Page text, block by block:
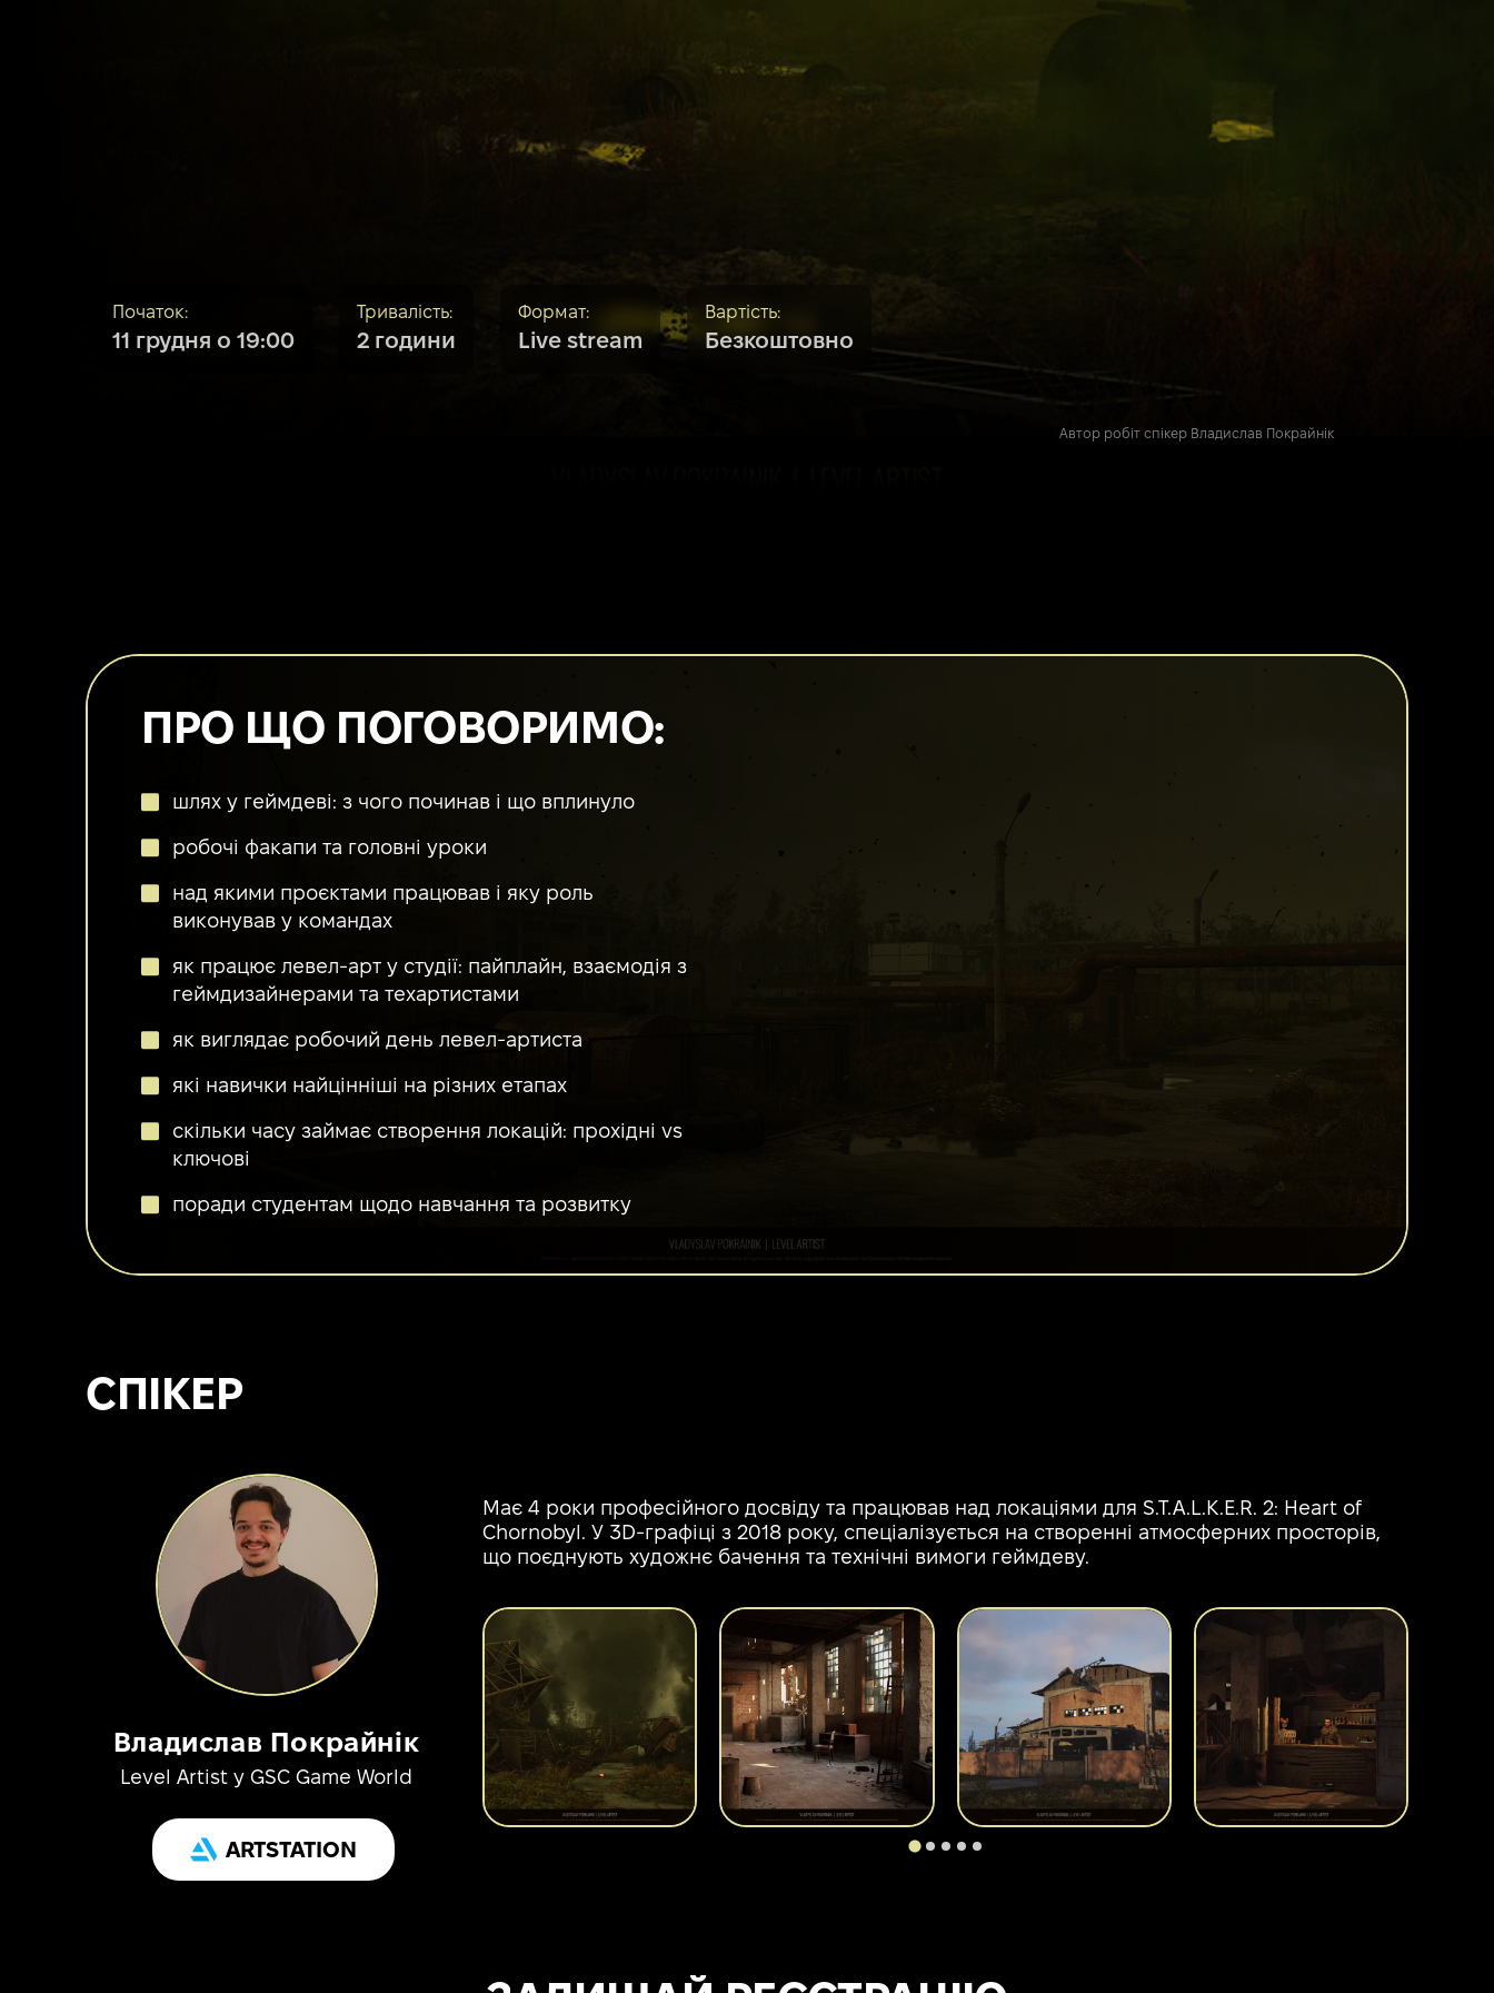
Автор робіт спікер Владислав Покрайнік
Початок:
11 грудня о 19:00
Тривалість:
2 години
Формат:
Live stream
Вартiсть:
Безкоштовно
ПРО ЩО ПОГОВОРИМО:
шлях у геймдеві: з чого починав і що вплинуло
робочі факапи та головні уроки
над якими проєктами працював і яку роль
виконував у командах
як працює левел-арт у студії: пайплайн, взаємодія з
геймдизайнерами та техартистами
як виглядає робочий день левел-артиста
які навички найцінніші на різних етапах
скільки часу займає створення локацій: прохідні vs
ключові
поради студентам щодо навчання та розвитку
СПІКЕР
Владислав Покрайнік
Level Artist у GSC Game World
ARTSTATION
Має 4 роки професійного досвіду та працював над локаціями для S.T.A.L.K.E.R. 2: Heart of
Chornobyl. У 3D-графіці з 2018 року, спеціалізується на створенні атмосферних просторів,
що поєднують художнє бачення та технічні вимоги геймдеву.